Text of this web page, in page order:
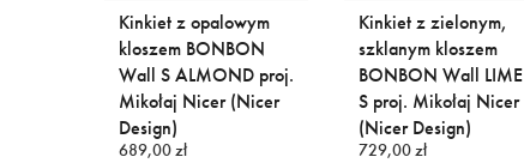
Kinkiet z opalowym
kloszem BONBON
Wall S ALMOND proj.
Mikołaj Nicer (Nicer
Design)
689,00 zł
Kinkiet z zielonym,
szklanym kloszem
BONBON Wall LIME
S proj. Mikołaj Nicer
(Nicer Design)
729,00 zł